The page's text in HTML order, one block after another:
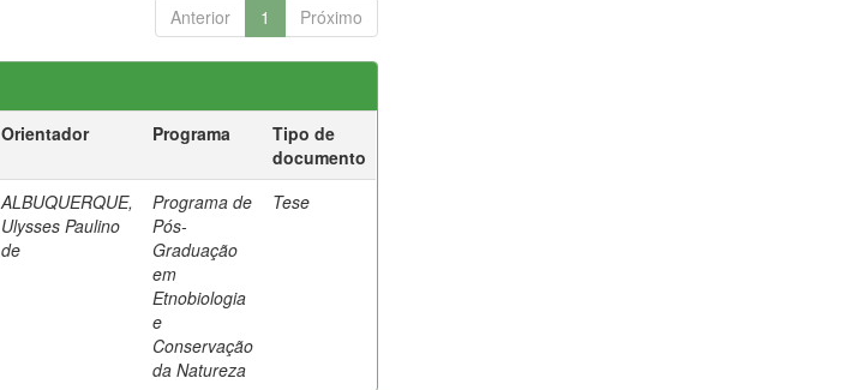
Anterior 1 Próximo
Orientador Programa
Tipo de
documento
ALBUQUERQUE,
Ulysses Paulino
de
Programa de
Pós-
Graduação
em
Etnobiologia
e
Conservação
da Natureza
Tese